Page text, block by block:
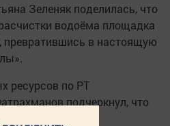
Зеленяк поделилась, что
водоёма площадка
превратившись в настоящую
ресурсов по РТ
подчеркнул, что
объект,